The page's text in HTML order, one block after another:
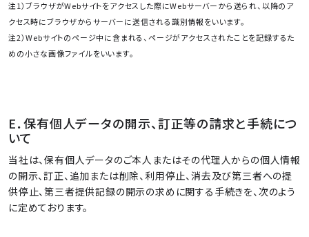
注1）ブラウザがWebサイトをアクセスした際にWebサーバーから送られ、以降のア
クセス時にブラウザからサーバーに送信される識別情報をいいます。
注2）Webサイトのページ中に含まれる、ページがアクセスされたことを記録するた
めの小さな画像ファイルをいいます。
E．保有個人データの開示、訂正等の請求と手続につ
いて
当社は、保有個人データのご本人またはその代理人からの個人情報
の開示、訂正、追加または削除、利用停止、消去及び第三者への提
供停止、第三者提供記録の開示の求めに関する手続きを、次のよう
に定めております。